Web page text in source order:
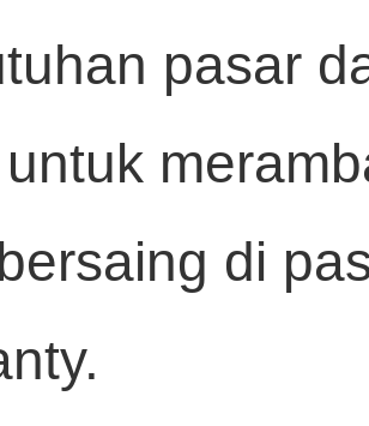
pasar
di